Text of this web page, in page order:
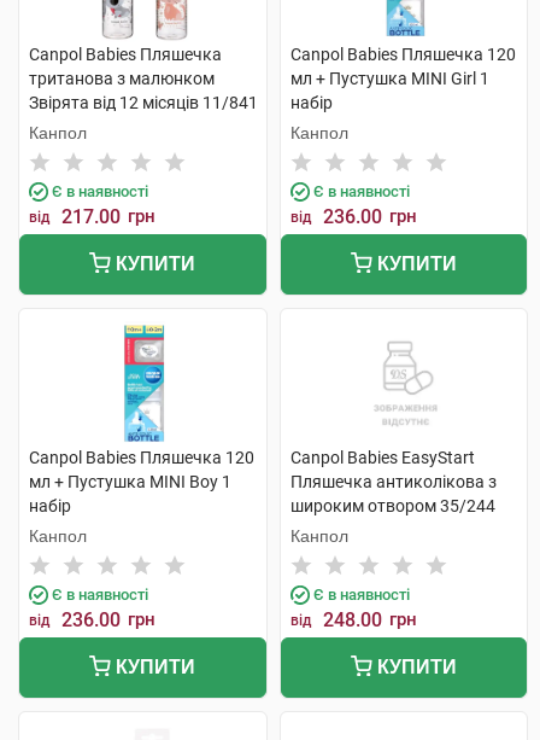
Canpol Babies Пляшечка
тританова з малюнком
Звірята від 12 місяців 11/841
250 мл 1 шт
Канпол
Є в наявності
від 217.00 грн
КУПИТИ
Canpol Babies Пляшечка 120
мл + Пустушка MINI Girl 1
набір
Канпол
Є в наявності
від 236.00 грн
КУПИТИ
Canpol Babies Пляшечка 120
мл + Пустушка MINI Boy 1
набір
Канпол
Є в наявності
від 236.00 грн
КУПИТИ
Canpol Babies EasyStart
Пляшечка антиколікова з
широким отвором 35/244
120 мл 1 шт
Канпол
Є в наявності
від 248.00 грн
КУПИТИ